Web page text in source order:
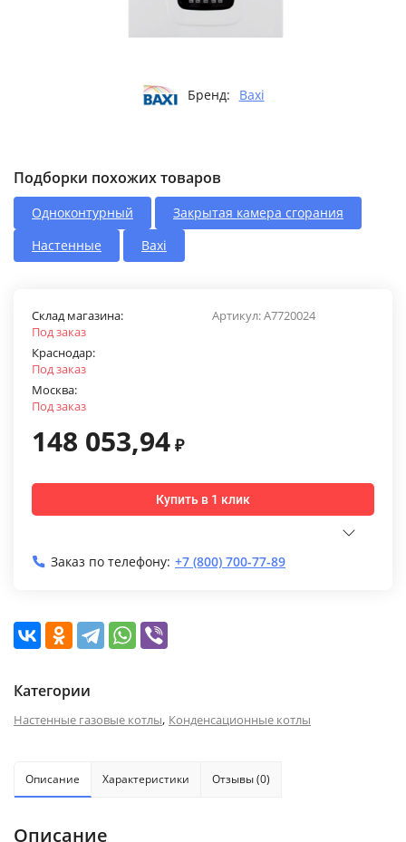
Бренд: Baxi
Подборки похожих товаров
Одноконтурный
Закрытая камера сгорания
Настенные
Baxi
Артикул:A7720024
Склад магазина:
Под заказ
Краснодар:
Под заказ
Москва:
Под заказ
148 053,94 ₽
Купить в 1 клик
Заказ по телефону: +7 (800) 700-77-89
Категории
Настенные газовые котлы, Конденсационные котлы
Описание Характеристики Отзывы (0)
Описание